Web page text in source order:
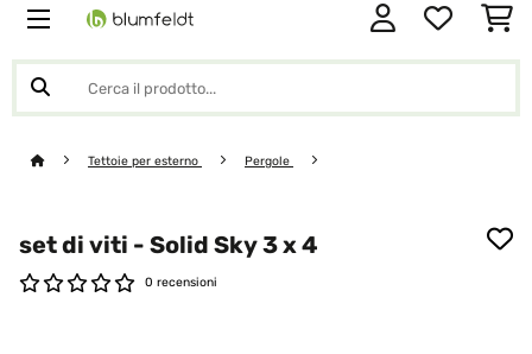
Tettoie per esterno Pergole
set di viti - Solid Sky 3 x 4
0 recensioni